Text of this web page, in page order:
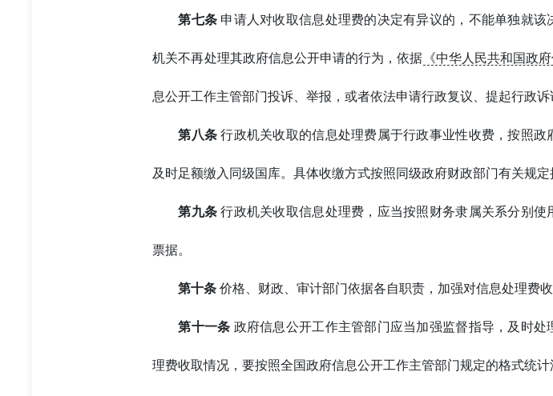
第七条 申请人对收取信息处理费的决定有异议的，不能单独就
机关不再处理其政府信息公开申请的行为，依据 《中华人民共和国政
息公开工作主管部门投诉、举报，或者依法申请行政复议、提起行政
第八条 行政机关收取的信息处理费属于行政事业性收费，按照
及时足额缴入同级国库。具体收缴方式按照同级政府财政部门有关规定
第九条 行政机关收取信息处理费，应当按照财务隶属关系分别
票据。
第十条 价格、财政、审计部门依据各自职责，加强对信息处理费收
第十一条 政府信息公开工作主管部门应当加强监督指导，及时
理费收取情况，要按照全国政府信息公开工作主管部门规定的格式统